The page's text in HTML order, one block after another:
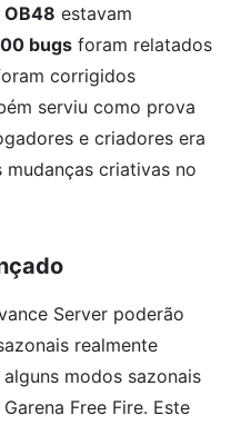
OB48 estavam
bugs foram relatados
corrigidos
serviu como prova
e criadores era
criativas no
Server poderão
realmente
modos sazonais
Free Fire. Este